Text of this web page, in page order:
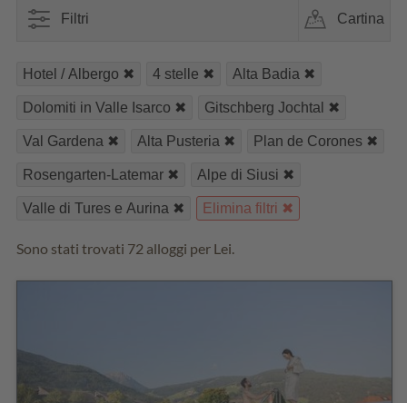
Filtri Cartina
Hotel / Albergo 4 stelle Alta Badia
Dolomiti in Valle Isarco Gitschberg Jochtal
Val Gardena Alta Pusteria Plan de Corones
Rosengarten-Latemar Alpe di Siusi
Valle di Tures e Aurina Elimina filtri
Sono stati trovati 72 alloggi per Lei.